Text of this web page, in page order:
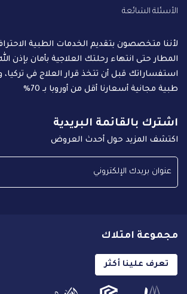
الأسئلة الشائعة
لأننا متخصصون بتقديم الخدمات الطبية
المطار حتى انتهاء رحلتك العلاجية بأمان بإذن
استفساراتك قبل أن تتخذ قرار العلاج في
طبية مجانية أسعارنا أقل من أوروبا بـ 70%
اشترك بالقائمة البريدية
اكتشف المزيد حول أحدث العروض
مجموعة امتلاك
تعرف علينا أكثر